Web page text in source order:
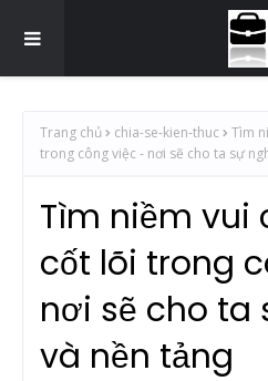
Trang chủ chia-se-kien-thuc
Tìm
trong công việc - nơi sẽ cho ta sự
Tìm niềm vui
cốt lõi trong
nơi sẽ cho ta
và nền tảng